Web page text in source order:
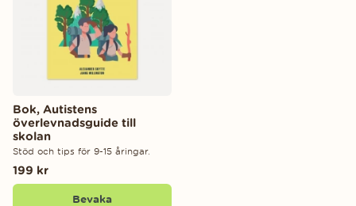
Bok, Autistens
överlevnadsguide till
skolan
Stöd och tips för 9-15 åringar.
199 kr
Bevaka